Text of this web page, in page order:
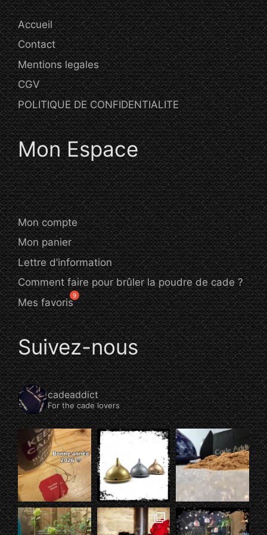
Accueil
Contact
Mentions legales
CGV
POLITIQUE DE CONFIDENTIALITE
Mon Espace
Mon compte
Mon panier
Lettre d’information
Comment faire pour brûler la poudre de cade ?
Mes favoris
Suivez-nous
cadeaddict
For the cade lovers